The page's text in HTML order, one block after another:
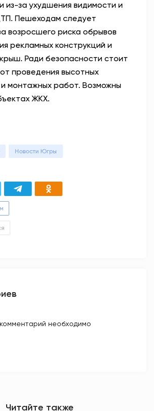
из-за ухудшения видимости и
Пешеходам следует
возросшего риска обрывов
рекламных конструкций и
Ради безопасности стоит
проведения высотных
монтажных работ. Возможны
ЖКХ.
Новости Югры
необходимо
Читайте также